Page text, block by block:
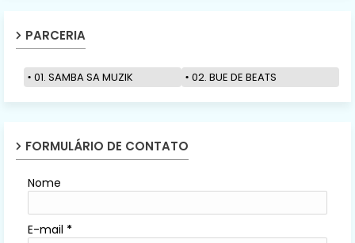
PARCERIA
01. SAMBA SA MUZIK 02. BUE DE BEATS
FORMULÁRIO DE CONTATO
Nome
E-mail *